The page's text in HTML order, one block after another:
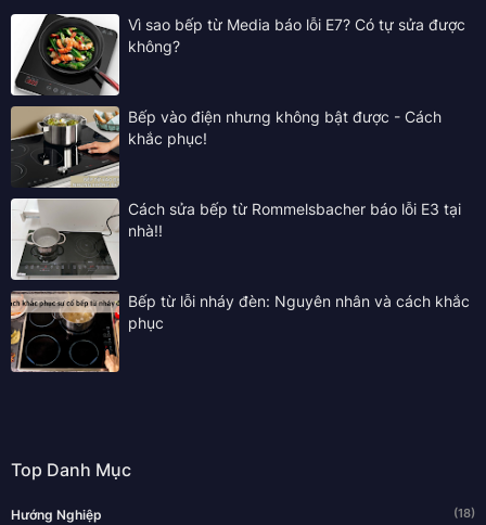
Vì sao bếp từ Media báo lỗi E7? Có tự sửa được
không?
Bếp vào điện nhưng không bật được - Cách
khắc phục!
Cách sửa bếp từ Rommelsbacher báo lỗi E3 tại
nhà!!
Bếp từ lỗi nháy đèn: Nguyên nhân và cách khắc
phục
Top Danh Mục
Hướng Nghiệp (18)